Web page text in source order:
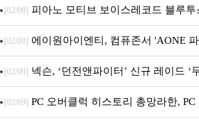
[02/09] 피아노 모티브 보이스레코드 블루
출시
[02/09] 에이원아이엔티, 컴퓨존서 'AONE
음.ZIP' 이벤트 진행
[02/09] 넥슨, ‘던전앤파이터’ 신규 레이드 ‘
데이트!
[02/09] PC 오버클럭 히스토리 총망라한,